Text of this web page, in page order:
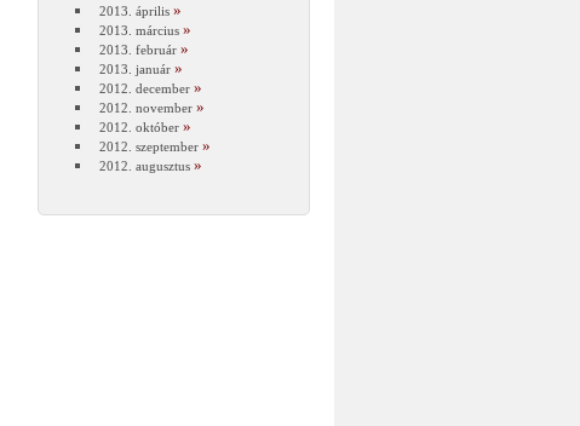
2013. április
2013. március
2013. február
2013. január
2012. december
2012. november
2012. október
2012. szeptember
2012. augusztus